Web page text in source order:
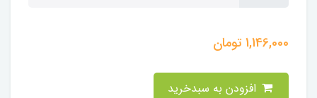
1,146,000تومان